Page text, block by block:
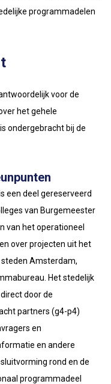
programmadelen
voor de
het gehele
ondergebracht bij de
een deel gereserveerd
van Burgemeester
van het operationeel
over projecten uit het
Amsterdam,
Het stedelijk
door de
partners (g4-p4)
en
en andere
rond en de
programmadeel